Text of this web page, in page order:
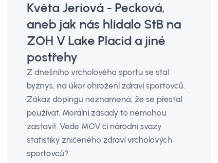
Květa Jeriová - Pecková,
aneb jak nás hlídalo StB na
ZOH V Lake Placid a jiné
postřehy
Z dnešního vrcholového sportu se stal
byznys, na úkor ohrožení zdraví sportovců.
Zákaz dopingu neznamená, že se přestal
používat. Morální zásady to nemohou
zastavit. Vede MOV či národní svazy
statistiky zničeného zdraví vrcholových
sportovců?